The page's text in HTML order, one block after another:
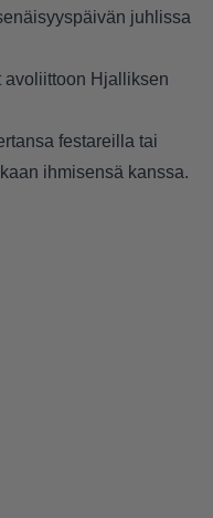
juhlissa
avoliittoon Hjalliksen
festareilla tai
ihmisensä kanssa.